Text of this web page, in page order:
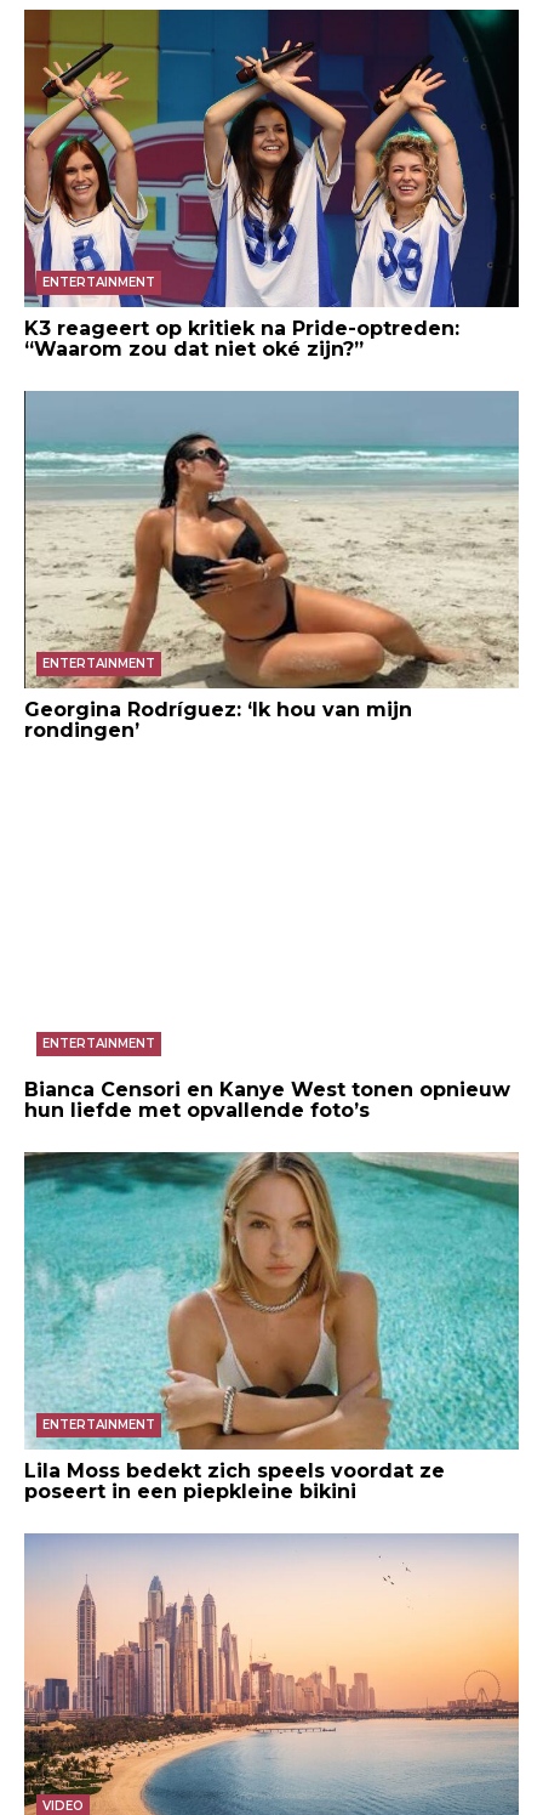
ENTERTAINMENT
K3 reageert op kritiek na Pride-optreden:
“Waarom zou dat niet oké zijn?”
ENTERTAINMENT
Georgina Rodríguez: ‘Ik hou van mijn
rondingen’
ENTERTAINMENT
Bianca Censori en Kanye West tonen opnieuw
hun liefde met opvallende foto’s
ENTERTAINMENT
Lila Moss bedekt zich speels voordat ze
poseert in een piepkleine bikini
VIDEO